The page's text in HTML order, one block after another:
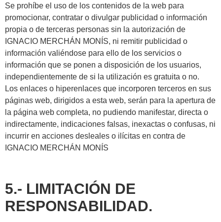
Se prohíbe el uso de los contenidos de la web para
promocionar, contratar o divulgar publicidad o información
propia o de terceras personas sin la autorización de
IGNACIO MERCHÁN MONÍS, ni remitir publicidad o
información valiéndose para ello de los servicios o
información que se ponen a disposición de los usuarios,
independientemente de si la utilización es gratuita o no.
Los enlaces o hiperenlaces que incorporen terceros en sus
páginas web, dirigidos a esta web, serán para la apertura de
la página web completa, no pudiendo manifestar, directa o
indirectamente, indicaciones falsas, inexactas o confusas, ni
incurrir en acciones desleales o ilícitas en contra de
IGNACIO MERCHÁN MONÍS
5.- LIMITACIÓN DE
RESPONSABILIDAD.